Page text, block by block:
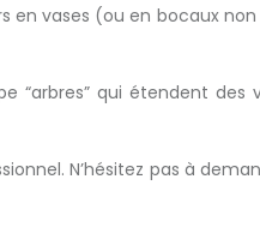
en vases (ou en bocaux
“arbres” qui étendent
N’hésitez pas à